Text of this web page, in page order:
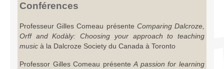
Infrastructure
Programmes
Conférences
Professeur Gilles Comeau présente Comparing Dalcroze,
Orff and Kodàly: Choosing your approach to teaching
music à la Dalcroze Society du Canada à Toronto
Professor Gilles Comeau présenteA passion for learning